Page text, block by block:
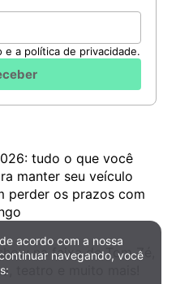
a política de privacidade.
tudo o que você
manter seu veículo
perder os prazos com
na faixa de Tom Zé,
teatro e muito mais!
acordo com a nossa
navegando, você